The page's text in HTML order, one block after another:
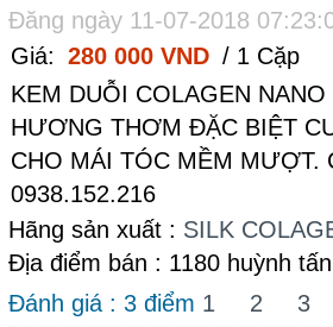
Đăng ngày 11-07-2018
Giá: 280 000 VND / 1 Cặp
KEM DUỖI COLAGEN
HƯƠNG THƠM ĐẶC BIỆT
CHO MÁI TÓC MỀM MƯỢT.
0938.152.216
Hãng sản xuất : SILK
Địa điểm bán : 1180 huỳnh
Đánh giá : 3 điểm 1 2 3